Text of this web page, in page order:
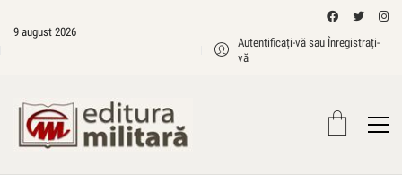
9 august 2026
Autentificați-vă sau Înregistrați-
vă